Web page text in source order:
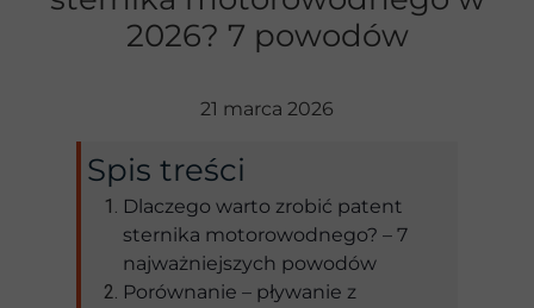
21 marca 2026
Spis treści
Dlaczego warto zrobić patent
sternika motorowodnego? – 7
najważniejszych powodów
Porównanie – pływanie z
2026? 7 powodów